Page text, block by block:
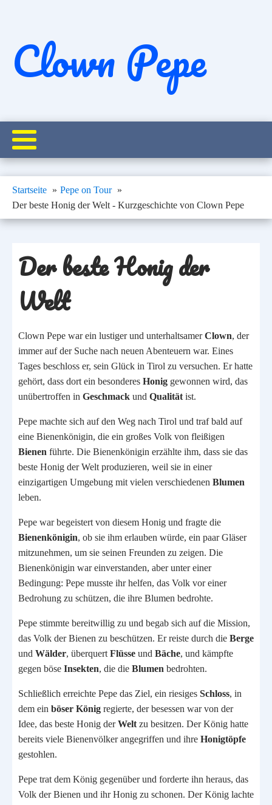
Clown Pepe
Startseite
Pepe on Tour
Der beste Honig der Welt - Kurzgeschichte von Clown Pepe
Der beste Honig der
Welt
Clown Pepe war ein lustiger und unterhaltsamerClown, der
immer auf der Suche nach neuen Abenteuern war. Eines
Tages beschloss er, sein Glück in Tirol zu versuchen. Er hatte
gehört, dass dort ein besonderes Honig gewonnen wird, das
unübertroffen in Geschmack und Qualität ist.
Pepe machte sich auf den Weg nach Tirol und traf bald auf
eine Bienenkönigin, die ein großes Volk von fleißigen
Bienen führte. Die Bienenkönigin erzählte ihm, dass sie das
beste Honig der Welt produzieren, weil sie in einer
einzigartigen Umgebung mit vielen verschiedenen Blumen
leben.
Pepe war begeistert von diesem Honig und fragte die
Bienenkönigin, ob sie ihm erlauben würde, ein paar Gläser
mitzunehmen, um sie seinen Freunden zu zeigen. Die
Bienenkönigin war einverstanden, aber unter einer
Bedingung: Pepe musste ihr helfen, das Volk vor einer
Bedrohung zu schützen, die ihre Blumen bedrohte.
Pepe stimmte bereitwillig zu und begab sich auf die Mission,
das Volk der Bienen zu beschützen. Er reiste durch die Berge
und Wälder, überquert Flüsse und Bäche, und kämpfte
gegen böse Insekten, die die Blumen bedrohten.
Schließlich erreichte Pepe das Ziel, ein riesiges Schloss, in
dem ein böser König regierte, der besessen war von der
Idee, das beste Honig derWelt zu besitzen. Der König hatte
bereits viele Bienenvölker angegriffen und ihre Honigtöpfe
gestohlen.
Pepe trat dem König gegenüber und forderte ihn heraus, das
Volk der Bienen und ihr Honig zu schonen. Der König lachte